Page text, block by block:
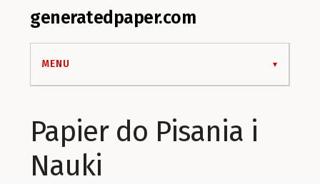
generatedpaper.com
MENU
Papier do Pisania i
Nauki